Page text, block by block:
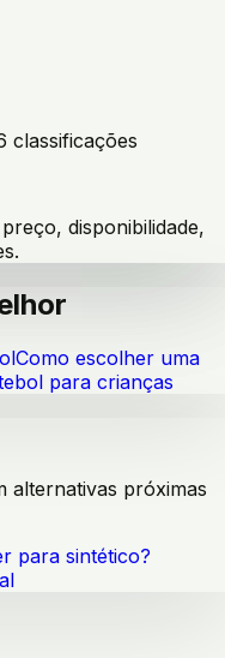
classificações
disponibilidade,
Como escolher uma
para crianças
alternativas próximas
para sintético?